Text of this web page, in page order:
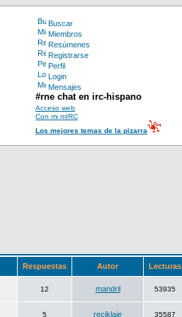
Buscar
Miembros
Resúmenes
Registrarse
Perfil
Login
Mensajes
#rne chat en irc-hispano
Acceso web
Con mi mIRC
Los mejores temas de la pizarra
Respuestas Autor Lecturas
12 mandril 53935
5 reciklaje 35587